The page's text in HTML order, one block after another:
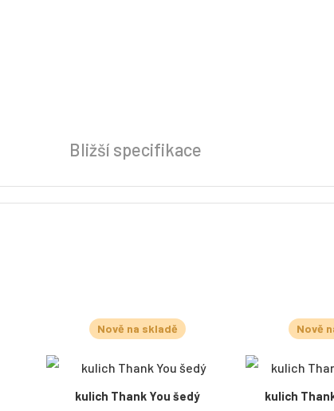
Bližší specifikace
Nově na skladě
kulich Thank You šedý
Nově
kulich